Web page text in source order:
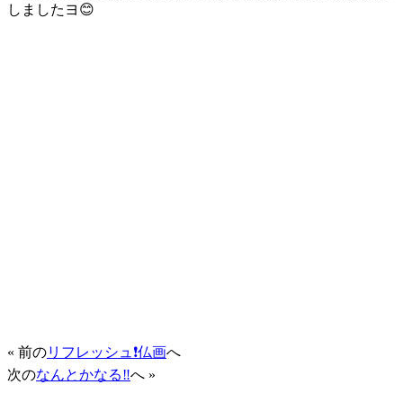
しましたヨ😊
« 前のリフレッシュ❗️仏画へ
次のなんとかなる‼️へ »